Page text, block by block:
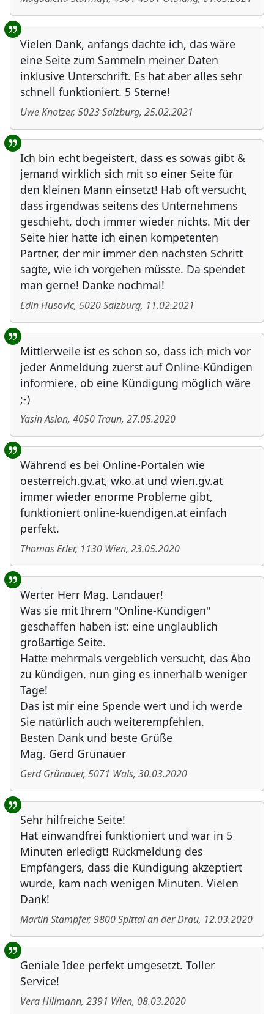
Vielen Dank, anfangs dachte ich, das wäre
eine Seite zum Sammeln meiner Daten
inklusive Unterschrift. Es hat aber alles sehr
schnell funktioniert. 5 Sterne!
Uwe Knotzer, 5023Salzburg, 25.02.2021
Ich bin echt begeistert, dass es sowas gibt &
jemand wirklich sich mit so einer Seite für
den kleinen Mann einsetzt! Hab oft versucht,
dass irgendwas seitens des Unternehmens
geschieht, doch immer wieder nichts. Mit der
Seite hier hatte ich einen kompetenten
Partner, der mir immer den nächsten Schritt
sagte, wie ich vorgehen müsste. Da spendet
man gerne! Danke nochmal!
Edin Husovic, 5020Salzburg, 11.02.2021
Mittlerweile ist es schon so, dass ich mich vor
jeder Anmeldung zuerst auf Online-Kündigen
informiere, ob eine Kündigung möglich wäre
;-)
Yasin Aslan, 4050 Traun, 27.05.2020
Während es bei Online-Portalen wie
oesterreich.gv.at, wko.at und wien.gv.at
immer wieder enorme Probleme gibt,
funktioniert online-kuendigen.at einfach
perfekt.
Thomas Erler, 1130 Wien, 23.05.2020
Werter Herr Mag. Landauer!
Was sie mit Ihrem "Online-Kündigen"
geschaffen haben ist: eine unglaublich
großartige Seite.
Hatte mehrmals vergeblich versucht, das Abo
zu kündigen, nun ging es innerhalb weniger
Tage!
Das ist mir eine Spende wert und ich werde
Sie natürlich auch weiterempfehlen.
Besten Dank und beste Grüße
Mag. Gerd Grünauer
Gerd Grünauer, 5071 Wals, 30.03.2020
Sehr hilfreiche Seite!
Hat einwandfrei funktioniert und war in 5
Minuten erledigt! Rückmeldung des
Empfängers, dass die Kündigung akzeptiert
wurde, kam nach wenigen Minuten. Vielen
Dank!
Martin Stampfer, 9800Spittal an der Drau, 12.03.2020
Geniale Idee perfekt umgesetzt. Toller
Service!
Vera Hillmann, 2391 Wien, 08.03.2020